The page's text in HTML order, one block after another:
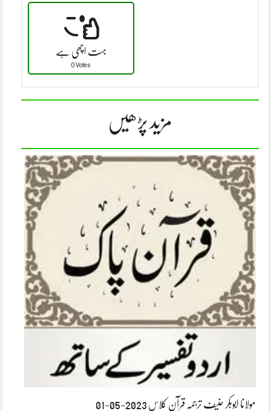
بہت اچھی ہے
0 Votes
مزید پڑھیں
مولانا ابوبکر حنیف ترجمہ قرآن کلاس 2023-05-01